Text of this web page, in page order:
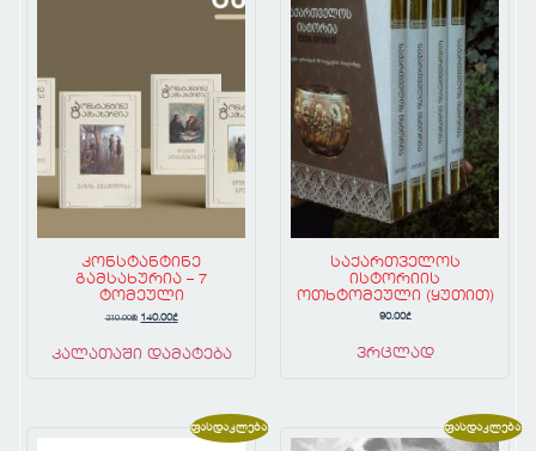
კონსტანტინე
გამსახურია – 7
ტომეული
210.00₾ 140.00₾
კალათაში დამატება
საქართველოს
ისტორიის
ოთხტომეული (ყუთით)
90.00₾
ვრცლად
ფასდაკლება! ფასდაკლება!